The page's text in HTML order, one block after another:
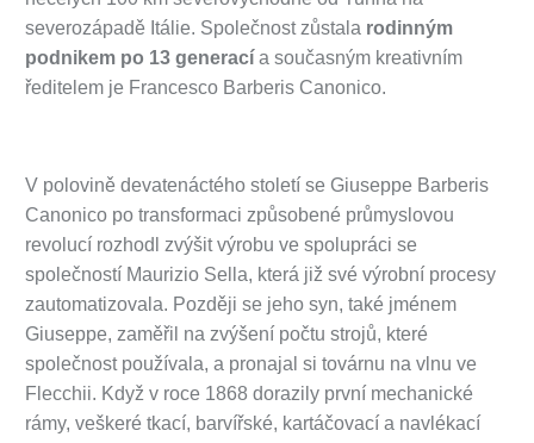
severozápadě Itálie. Společnost zůstala rodinným
podnikem po 13 generacía současným kreativním
ředitelem je Francesco Barberis Canonico.
V polovině devatenáctého století se Giuseppe Barberis
Canonico po transformaci způsobené průmyslovou
revolucí rozhodl zvýšit výrobu ve spolupráci se
společností Maurizio Sella, která již své výrobní procesy
zautomatizovala. Později se jeho syn, také jménem
Giuseppe, zaměřil na zvýšení počtu strojů, které
společnost používala, a pronajal si továrnu na vlnu ve
Flecchii. Když v roce 1868 dorazily první mechanické
rámy, veškeré tkací, barvířské, kartáčovací a navlékací